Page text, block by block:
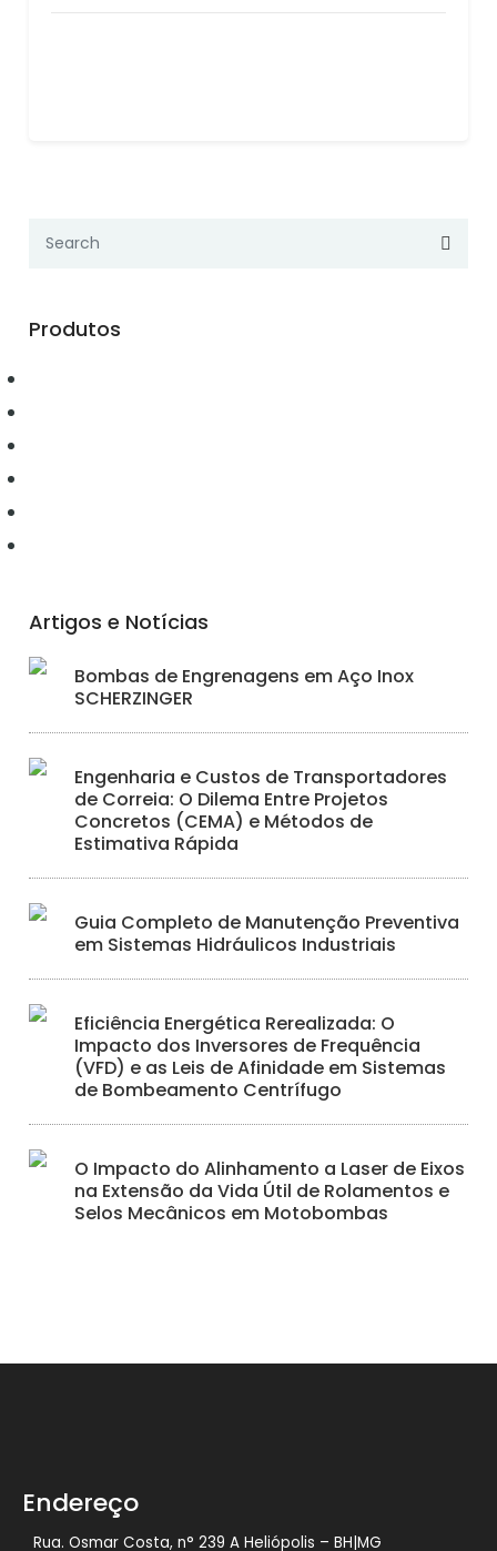
Produtos
Artigos e Notícias
Bombas de Engrenagens em Aço Inox
SCHERZINGER
Engenharia e Custos de Transportadores
de Correia: O Dilema Entre Projetos
Concretos (CEMA) e Métodos de
Estimativa Rápida
Guia Completo de Manutenção Preventiva
em Sistemas Hidráulicos Industriais
Eficiência Energética Rerealizada: O
Impacto dos Inversores de Frequência
(VFD) e as Leis de Afinidade em Sistemas
de Bombeamento Centrífugo
O Impacto do Alinhamento a Laser de Eixos
na Extensão da Vida Útil de Rolamentos e
Selos Mecânicos em Motobombas
Endereço
Rua. Osmar Costa, n° 239 A Heliópolis – BH|MG